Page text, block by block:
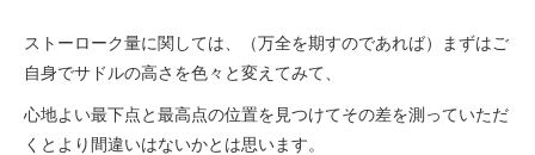
ストーローク量に関しては、（万全を期すのであれば）まずはご
自身でサドルの高さを色々と変えてみて、
心地よい最下点と最高点の位置を見つけてその差を測っていただ
くとより間違いはないかとは思います。